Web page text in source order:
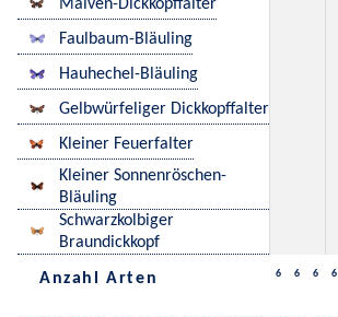
Malven-Dickkopffalter
Faulbaum-Bläuling
Hauhechel-Bläuling
Gelbwürfeliger Dickkopffalter
Kleiner Feuerfalter
Kleiner Sonnenröschen-
Bläuling
Schwarzkolbiger
Braundickkopf
Anzahl Arten 6 6 6 6